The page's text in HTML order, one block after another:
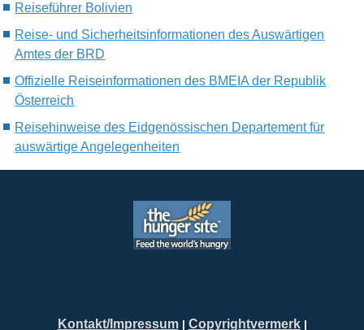
Reiseführer Bolivien
Reise- und Sicherheitsinformationen des Auswärtigen
Amtes der BRD
Offizielle Reiseinformationen des BMEIA der Republik
Österreich
Reisehinweise des Eidgenössischen Departement für
auswärtige Angelegenheiten
Kontakt/Impressum| Copyrightvermerk|